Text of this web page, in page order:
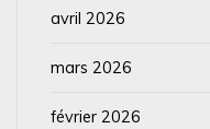
avril 2026
mars 2026
février 2026